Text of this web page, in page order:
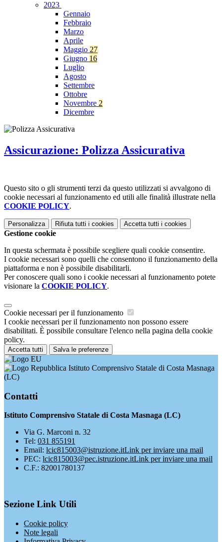
2023
Gennaio
Febbraio
Marzo
Aprile
Maggio 27
Giugno 16
Luglio
Agosto
Settembre
Ottobre
Novembre 2
Dicembre
Assicurazione: Polizza Assicurativa
Questo sito o gli strumenti terzi da questo utilizzati si avvalgono di
cookie necessari al funzionamento ed utili alle finalità illustrate nella
COOKIE POLICY.
Personalizza Rifiuta tutti i cookies Accetta tutti i cookies
Gestione cookie
In questa schermata è possibile scegliere quali cookie consentire.
I cookie necessari sono quelli che consentono il funzionamento della
piattaforma e non è possibile disabilitarli.
Per conoscere quali sono i cookie necessari al funzionamento potete
visionare la COOKIE POLICY.
Cookie necessari per il funzionamento
I cookie necessari per il funzionamento non possono essere
disabilitati. È possibile consultare l'elenco nella pagina della cookie
policy.
Accetta tutti Salva le preferenze
Istituto Comprensivo Statale di Costa Masnaga
(LC)
Contatti
Istituto Comprensivo Statale di Costa Masnaga (LC)
Via G. Marconi n. 32
Tel: 031 855191
Email: lcic815003@istruzione.itLink per inviare una mail
PEC: lcic815003@pec.istruzione.itLink per inviare una mail
C.F.: 82001780137
Sezione Link Utili
Cookie policy
Note legali